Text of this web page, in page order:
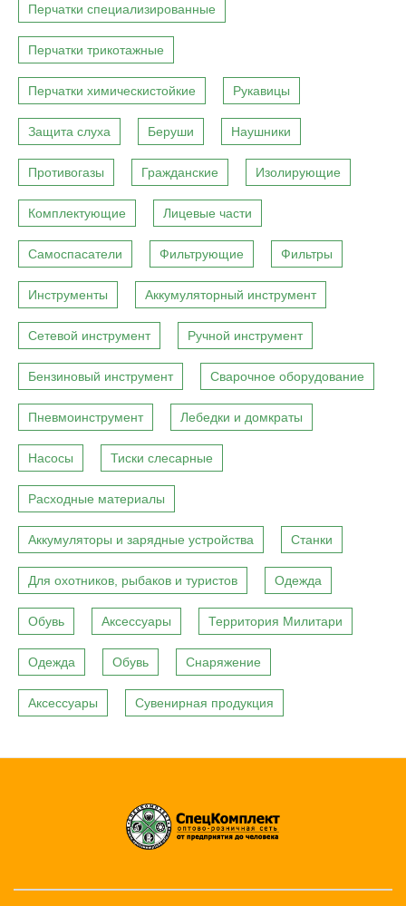
Перчатки специализированные
Перчатки трикотажные
Перчатки химическистойкие Рукавицы
Защита слуха Беруши Наушники
Противогазы Гражданские Изолирующие
Комплектующие Лицевые части
Самоспасатели Фильтрующие Фильтры
Инструменты Аккумуляторный инструмент
Сетевой инструмент Ручной инструмент
Бензиновый инструмент Сварочное оборудование
Пневмоинструмент Лебедки и домкраты
Насосы Тиски слесарные
Расходные материалы
Аккумуляторы и зарядные устройства Станки
Для охотников, рыбаков и туристов Одежда
Обувь Аксессуары Территория Милитари
Одежда Обувь Снаряжение
Аксессуары Сувенирная продукция